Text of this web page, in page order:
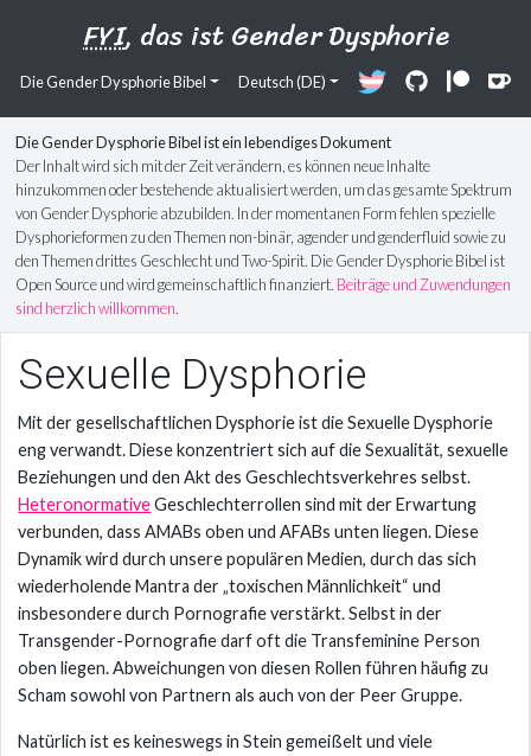
FYI, das ist Gender Dysphorie
Die Gender Dysphorie Bibel Deutsch (DE)
Die Gender Dysphorie Bibel ist ein lebendiges Dokument
Der Inhalt wird sich mit der Zeit verändern, es können neue Inhalte
hinzukommen oder bestehende aktualisiert werden, um das gesamte Spektrum
von Gender Dysphorie abzubilden. In der momentanen Form fehlen spezielle
Dysphorieformen zu den Themen non-binär, agender und genderfluid sowie zu
den Themen drittes Geschlecht und Two-Spirit. Die Gender Dysphorie Bibel ist
Open Source und wird gemeinschaftlich finanziert. Beiträge und Zuwendungen
sind herzlich willkommen.
Sexuelle Dysphorie
Mit der gesellschaftlichen Dysphorie ist die Sexuelle Dysphorie
eng verwandt. Diese konzentriert sich auf die Sexualität, sexuelle
Beziehungen und den Akt des Geschlechtsverkehres selbst.
HeteronormativeGeschlechterrollen sind mit der Erwartung
verbunden, dass AMABs oben und AFABs unten liegen. Diese
Dynamik wird durch unsere populären Medien, durch das sich
wiederholende Mantra der „toxischen Männlichkeit“ und
insbesondere durch Pornografie verstärkt. Selbst in der
Transgender-Pornografie darf oft die Transfeminine Person
oben liegen. Abweichungen von diesen Rollen führen häufig zu
Scham sowohl von Partnern als auch von der Peer Gruppe.
Natürlich ist es keineswegs in Stein gemeißelt und viele